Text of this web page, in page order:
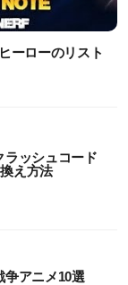
ーローのリスト
ラッシュコード
え方法
争アニメ10選